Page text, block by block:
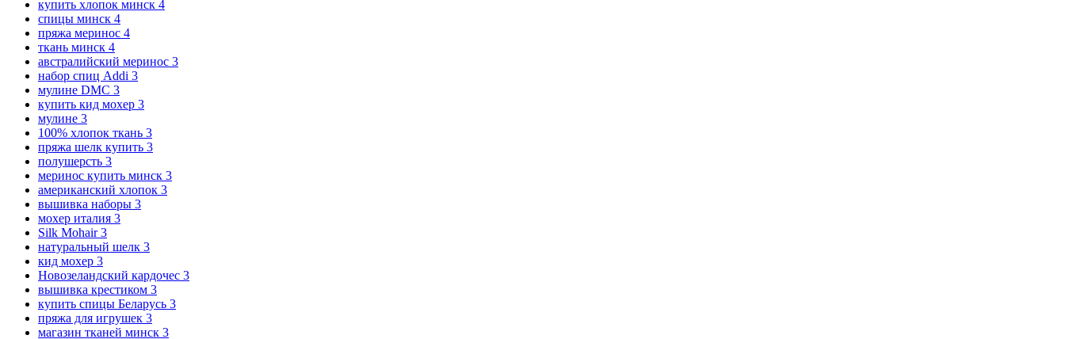
купить хлопок минск 4
спицы минск 4
пряжа меринос 4
ткань минск 4
австралийский меринос 3
набор спиц Addi 3
мулине DMC 3
купить кид мохер 3
мулине 3
100% хлопок ткань 3
пряжа шелк купить 3
полушерсть 3
меринос купить минск 3
американский хлопок 3
вышивка наборы 3
мохер италия 3
Silk Mohair3
натуральный шелк 3
кид мохер 3
Новозеландский кардочес 3
вышивка крестиком 3
купить спицы Беларусь 3
пряжа для игрушек 3
магазин тканей минск 3